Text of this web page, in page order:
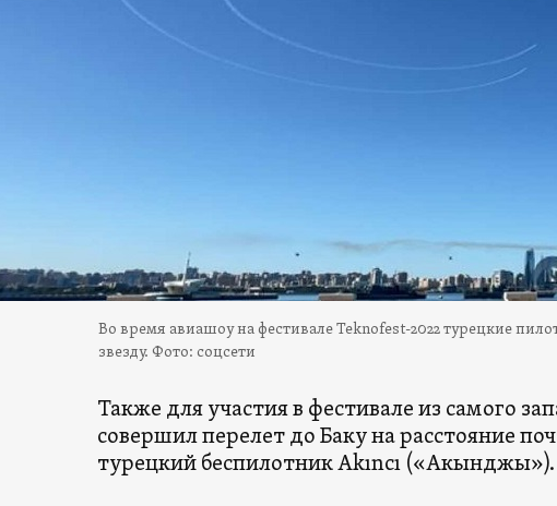
Во время авиашоу на фестивале Teknofest-2022 турецкие
звезду. Фото: соцсети
Также для участия в фестивале из самого
совершил перелет до Баку на расстояние
турецкий беспилотник Akıncı («Акынджы»).